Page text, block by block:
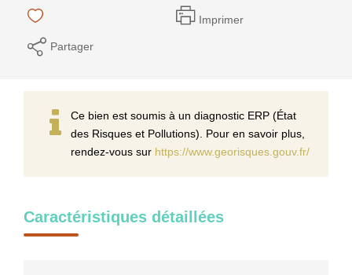
Imprimer
Partager
Ce bien est soumis à un diagnostic ERP (État
des Risques et Pollutions). Pour en savoir plus,
rendez-vous sur https://www.georisques.gouv.fr/
Caractéristiques détaillées